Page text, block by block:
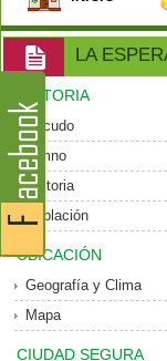
LA
HISTORIA
Escudo
Himno
Historia
Población
UBICACIÓN
Geografía y Clima
Mapa
CIUDAD SEGURA